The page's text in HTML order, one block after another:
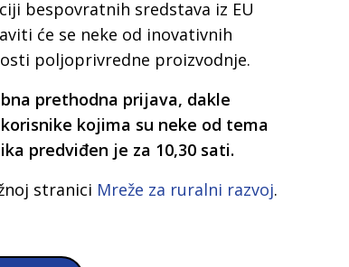
bespovratnih sredstava iz EU
će se neke od inovativnih
poljoprivredne proizvodnje.
prethodna prijava, dakle
kojima su neke od tema
predviđen je za 10,30 sati.
stranici Mreže za ruralni razvoj.